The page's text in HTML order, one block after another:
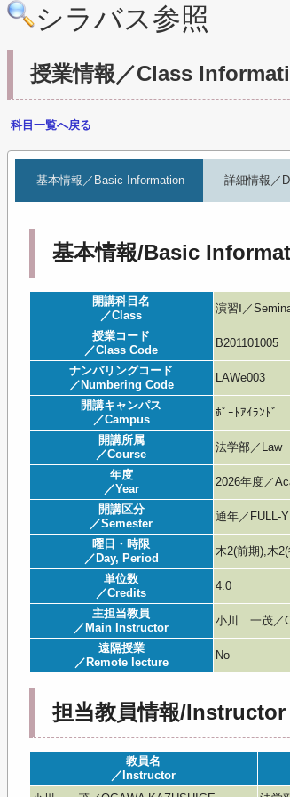
シラバス参照
授業情報／Class
科目一覧へ戻る
基本情報／Basic Information 詳細情報／
基本情報/Basic
開講科目名
／Class
演習Ⅰ／
授業コード
／Class Code
B201101005
ナンバリングコード
／Numbering Code
LAWe003
開講キャンパス
／Campus
ﾎﾟｰﾄｱｲﾗﾝﾄﾞ
開講所属
／Course
法学部／Law
年度
／Year
2026年度／
開講区分
／Semester
通年／FULL-
曜日・時限
／Day, Period
木2(前期),木
単位数
／Credits
4.0
主担当教員
／Main Instructor
小川 一茂／
遠隔授業
／Remote lecture
No
担当教員情報/
教員名
／Instructor